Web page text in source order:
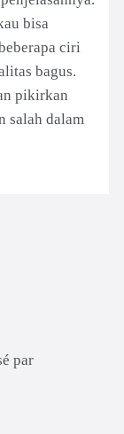
par